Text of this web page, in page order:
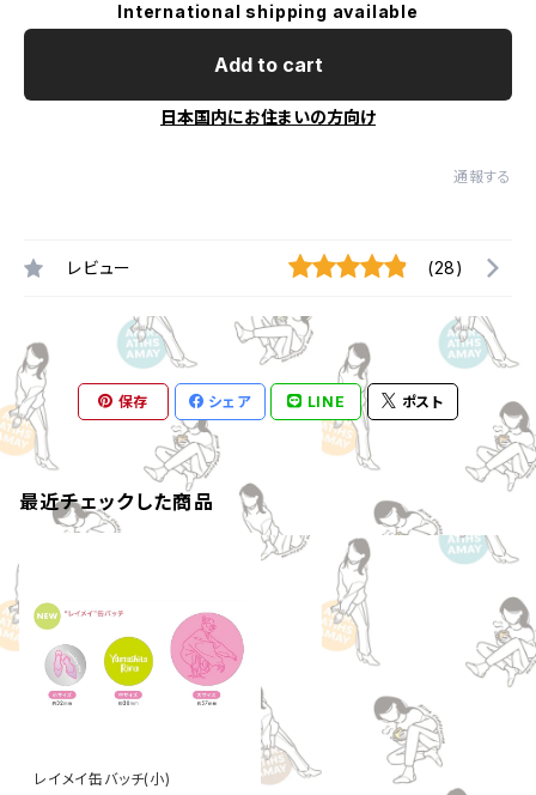
International shipping available
Add to cart
日本国内にお住まいの方向け
通報する
レビュー (28)
保存 シェア LINE ポスト
最近チェックした商品
レイメイ缶バッチ(小)